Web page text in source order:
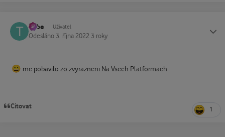
Tube Uživatel
Odesláno 3. října 2022 3 roky
😄 me pobavilo zo zvyrazneni Na Vsech Platformach
Citovat 1